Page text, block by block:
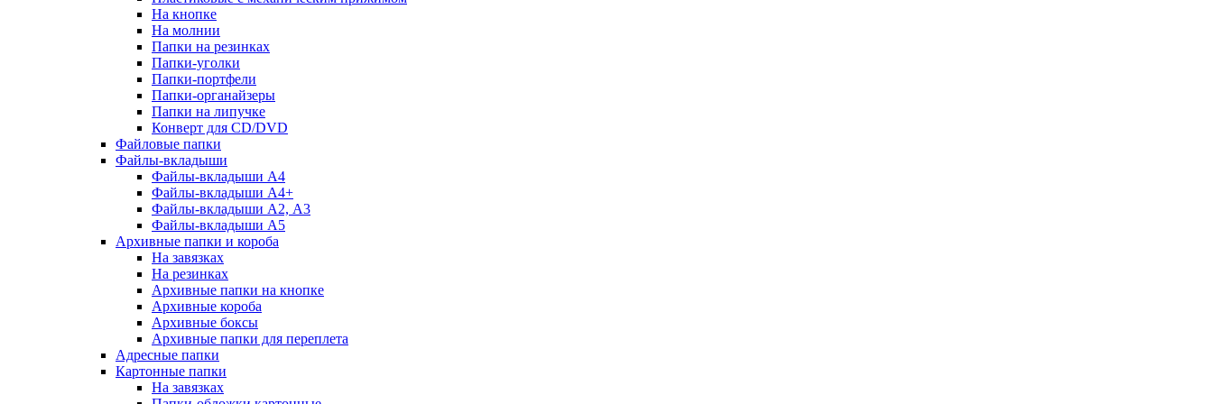
На кнопке
На молнии
Папки на резинках
Папки-уголки
Папки-портфели
Папки-органайзеры
Папки на липучке
Конверт для CD/DVD
Файловые папки
Файлы-вкладыши
Файлы-вкладыши А4
Файлы-вкладыши А4+
Файлы-вкладыши А2, А3
Файлы-вкладыши А5
Архивные папки и короба
На завязках
На резинках
Архивные папки на кнопке
Архивные короба
Архивные боксы
Архивные папки для переплета
Адресные папки
Картонные папки
На завязках